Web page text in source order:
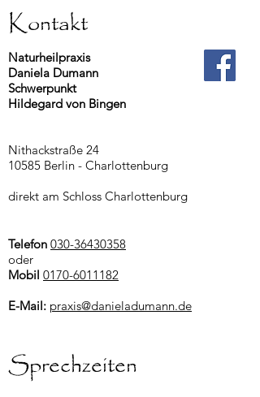
Kontakt
Naturheilpraxis
Daniela Dumann
Schwerpunkt
Hildegard von Bingen
Nithackstraße 24
10585 Berlin - Charlottenburg
direkt am Schloss Charlottenburg
Telefon 030-36430358
oder
Mobil 0170-6011182
E-Mail: praxis@danieladumann.de
Sprechzeiten